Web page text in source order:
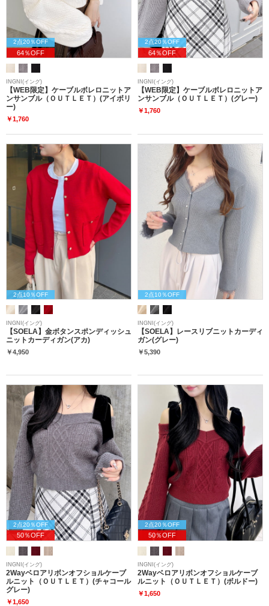
2点20％OFF
64％OFF
INGNI(イング)
【WEB限定】ケーブルボレロニットア
ンサンブル（ＯＵＴＬＥＴ）(アイボリ
ー)
￥1,760
2点20％OFF
64％OFF
INGNI(イング)
【WEB限定】ケーブルボレロニットア
ンサンブル（ＯＵＴＬＥＴ）(グレー)
￥1,760
2点10％OFF
INGNI(イング)
【SOELA】金ボタンスポンディッシュ
ニットカーディガン(アカ)
￥4,950
2点10％OFF
INGNI(イング)
【SOELA】レースリブニットカーディ
ガン(グレー)
￥5,390
2点20％OFF
50％OFF
INGNI(イング)
2Wayベロアリボンオフショルケーブ
ルニット（ＯＵＴＬＥＴ）(チャコール
グレー)
￥1,650
2点20％OFF
50％OFF
INGNI(イング)
2Wayベロアリボンオフショルケーブ
ルニット（ＯＵＴＬＥＴ）(ボルドー)
￥1,650